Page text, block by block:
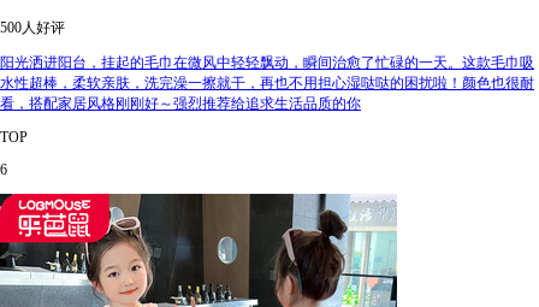
500人好评
阳光洒进阳台，挂起的毛巾在微风中轻轻飘动，瞬间治愈了忙碌的一天。这款毛巾吸
水性超棒，柔软亲肤，洗完澡一擦就干，再也不用担心湿哒哒的困扰啦！颜色也很耐
看，搭配家居风格刚刚好～强烈推荐给追求生活品质的你
TOP
6